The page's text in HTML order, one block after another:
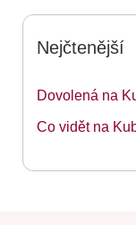
Nejčtenější
Dovolená na
Co vidět na